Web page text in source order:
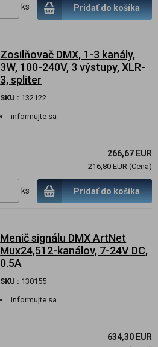
ks Pridať do košíka
Zosilňovač DMX, 1-3 kanály,
3W, 100-240V, 3 výstupy, XLR-
3, spliter
SKU : 132122
informujte sa
266,67 EUR
216,80 EUR (Cena)
ks Pridať do košíka
Menič signálu DMX ArtNet
Mux24,512-kanálov, 7-24V DC,
0.5A
SKU : 130155
informujte sa
634,30 EUR